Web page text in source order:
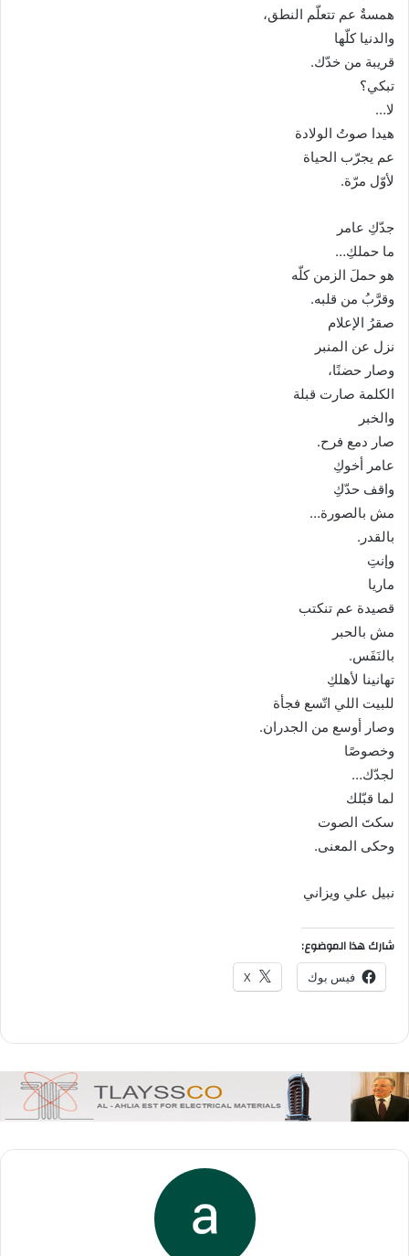
همسةٌ عم تتعلّم النطق،
والدنيا كلّها
قريبة من خدّك.
تبكي؟
لا…
هيدا صوتُ الولادة
عم يجرّب الحياة
لأوّل مرّة.
جدّكِ عامر
ما حملكِ…
هو حملَ الزمن كلّه
وقرَّبُ من قلبه.
صقرُ الإعلام
نزل عن المنبر
وصار حضنًا،
الكلمة صارت قبلة
والخبر
صار دمع فرح.
عامر أخوكِ
واقف حدّكِ
مش بالصورة…
بالقدر.
وإنتِ
ماريا
قصيدة عم تنكتب
مش بالحبر
بالنَفَس.
تهانينا لأهلكِ
للبيت اللي اتّسع فجأة
وصار أوسع من الجدران.
وخصوصًا
لجدّك…
لما قبّلك
سكتَ الصوت
وحكى المعنى.
نبيل علي ويزاني
شارك هذا الموضوع:
فيس بوك X